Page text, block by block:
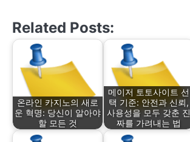
Related Posts:
온라인 카지노의 새로
운 혁명: 당신이 알아야
할 모든 것
메이저 토토사이트 선
택 기준: 안전과 신뢰,
사용성을 모두 갖춘 진
짜를 가려내는 법